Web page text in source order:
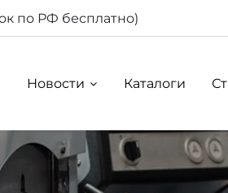
по РФ бесплатно)
Новости Каталоги